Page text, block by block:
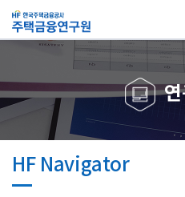
연
HF Navigator